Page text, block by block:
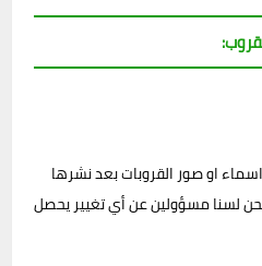
او صور القروبات بعد نشرها
لسنا مسؤولين عن أي تغيير يحصل